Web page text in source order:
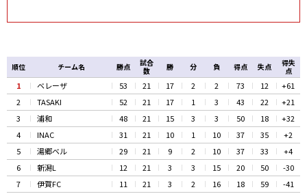
順位 チーム名 勝点
試合
数
勝 分 負 得点 失点
得失
点
1 ベレーザ 53 21 17 2 2 73 12
+61
2
TASAKI 52 21 17 1 3 43 22
+21
3
浦和 48 21 15 3 3 50 18
+32
4
INAC 31 21 10 1 10 37 35
+2
5
湯郷ベル 29 21 9 2 10 37 33
+4
6
新潟L 12 21 3 3 15 20 50
-30
7
伊賀FC 11 21 3 2 16 18 59
-41